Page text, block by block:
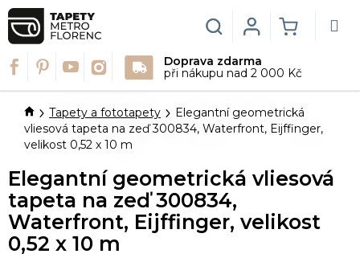
Přejít
na
obsah
Doprava zdarma
při nákupu nad 2 000 Kč
Hledat
KOŠÍK
Login
DomůTapety a fototapety
Elegantní geometrická
vliesová tapeta na zeď 300834, Waterfront, Eijffinger,
velikost 0,52 x 10 m
Elegantní geometrická vliesová
tapeta na zeď 300834,
Waterfront, Eijffinger, velikost
0,52 x 10 m